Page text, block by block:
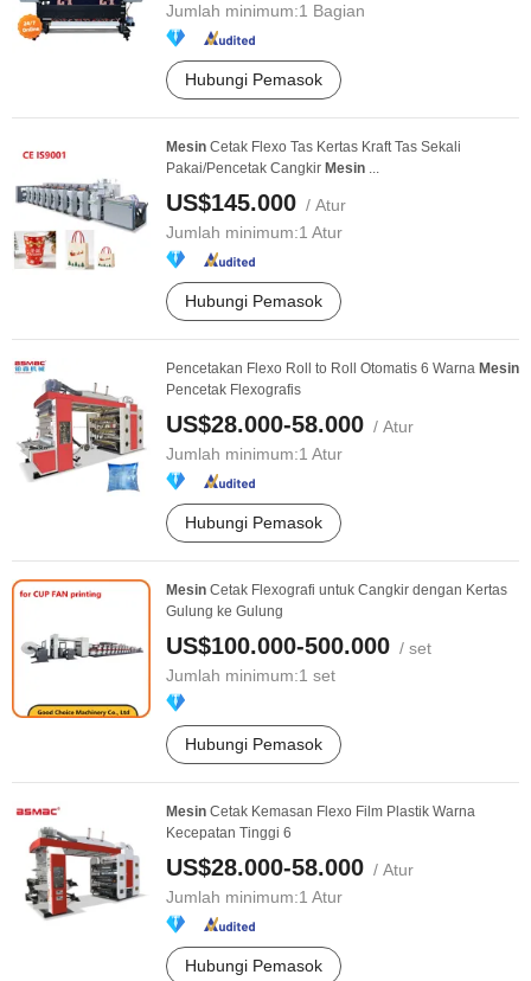
Jumlah minimum:1 Bagian
Hubungi Pemasok
Mesin Cetak Flexo Tas Kertas Kraft Tas Sekali
Pakai/Pencetak Cangkir Mesin ...
US$145.000 / Atur
Jumlah minimum:1 Atur
Hubungi Pemasok
Pencetakan Flexo Roll to Roll Otomatis 6 Warna Mesin
Pencetak Flexografis
US$28.000-58.000 / Atur
Jumlah minimum:1 Atur
Hubungi Pemasok
Mesin Cetak Flexografi untuk Cangkir dengan Kertas
Gulung ke Gulung
US$100.000-500.000 / set
Jumlah minimum:1 set
Hubungi Pemasok
Mesin Cetak Kemasan Flexo Film Plastik Warna
Kecepatan Tinggi 6
US$28.000-58.000 / Atur
Jumlah minimum:1 Atur
Hubungi Pemasok